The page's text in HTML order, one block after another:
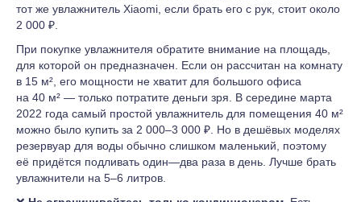
тот же увлажнитель Xiaomi, если брать его с рук, стоит около
2 000 ₽.
При покупке увлажнителя обратите внимание на площадь,
для которой он предназначен. Если он рассчитан на комнату
в 15 м², его мощности не хватит для большого офиса
на 40 м² — только потратите деньги зря. В середине марта
2022 года самый простой увлажнитель для помещения 40 м²
можно было купить за 2 000–3 000 ₽. Но в дешёвых моделях
резервуар для воды обычно слишком маленький, поэтому
её придётся подливать один—два раза в день. Лучше брать
увлажнители на 5–6 литров.